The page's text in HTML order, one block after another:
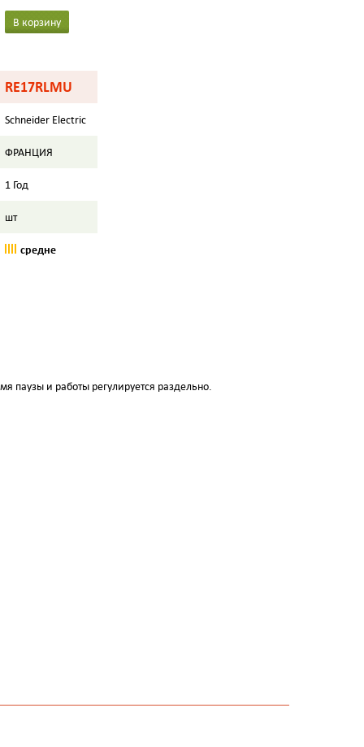
В корзину
RE17RLMU
Schneider Electric
ФРАНЦИЯ
1 Год
шт
средне
паузы и работы регулируется раздельно.